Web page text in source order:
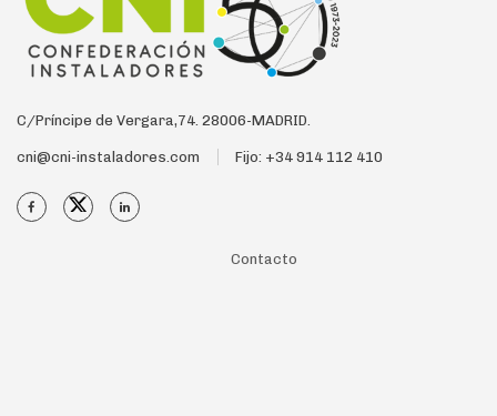
C/Príncipe de Vergara,74. 28006-MADRID.
cni@cni-instaladores.com Fijo: +34 914 112 410
Contacto